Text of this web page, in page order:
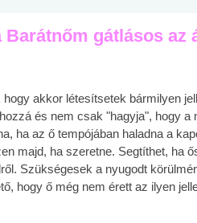
Barátnőm gátlásos az
akkor létesítsetek bármilyen
és nem csak "hagyja", hogy a
ha az ő tempójában haladna a
majd, ha szeretne. Segtíthet, ha
Szükségesek a nyugodt
hogy ő még nem érett az ilyen